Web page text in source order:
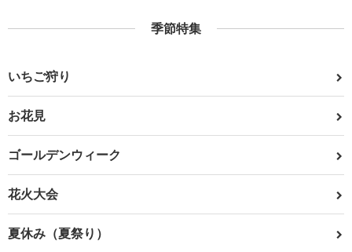
季節特集
いちご狩り
お花見
ゴールデンウィーク
花火大会
夏休み（夏祭り）